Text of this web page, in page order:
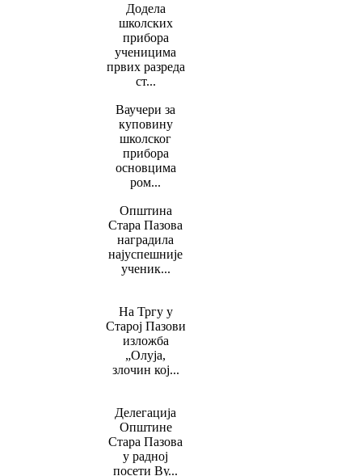
Додела
школских
прибора
ученицима
првих разреда
ст...
Ваучери за
куповину
школског
прибора
основцима
ром...
Општина
Стара Пазова
наградила
најуспешније
ученик...
На Тргу у
Старој Пазови
изложба
„Олуја,
злочин кој...
Делегација
Општине
Стара Пазова
у радној
посети Ву...